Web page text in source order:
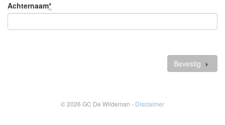
Achternaam*
Verplicht
Bevestig
© 2026 GC De Wildeman - Disclaimer